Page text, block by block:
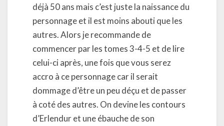
déjà 50 ans mais c’est juste la naissance du
personnage et il est moins abouti que les
autres. Alors je recommande de
commencer par les tomes 3-4-5 et de lire
celui-ci après, une fois que vous serez
accro à ce personnage car il serait
dommage d’être un peu déçu et de passer
à coté des autres. On devine les contours
d’Erlendur et une ébauche de son